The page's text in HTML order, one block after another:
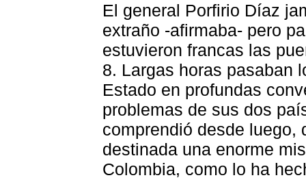
El general Porfirio Díaz
extraño -afirmaba- pero
estuvieron francas las
8. Largas horas pasaban
Estado en profundas
problemas de sus dos
comprendió desde luego,
destinada una enorme
Colombia, como lo ha